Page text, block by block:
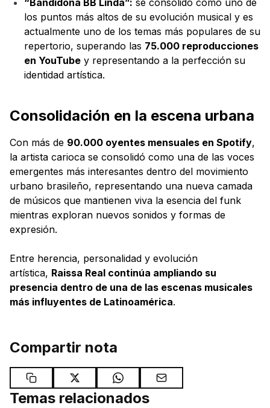
“Bandidona BB Linda”: se consolidó como uno de
los puntos más altos de su evolución musical y es
actualmente uno de los temas más populares de su
repertorio, superando las 75.000 reproducciones
en YouTube y representando a la perfección su
identidad artística.
Consolidación en la escena urbana
Con más de 90.000 oyentes mensuales en Spotify,
la artista carioca se consolidó como una de las voces
emergentes más interesantes dentro del movimiento
urbano brasileño, representando una nueva camada
de músicos que mantienen viva la esencia del funk
mientras exploran nuevos sonidos y formas de
expresión.
Entre herencia, personalidad y evolución
artística, Raissa Real continúa ampliando su
presencia dentro de una de las escenas musicales
más influyentes de Latinoamérica.
Compartir nota
Temas relacionados